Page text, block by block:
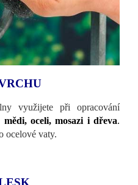
využijete při opracování
oceli, mosazi i dřeva.
ocelové vaty.